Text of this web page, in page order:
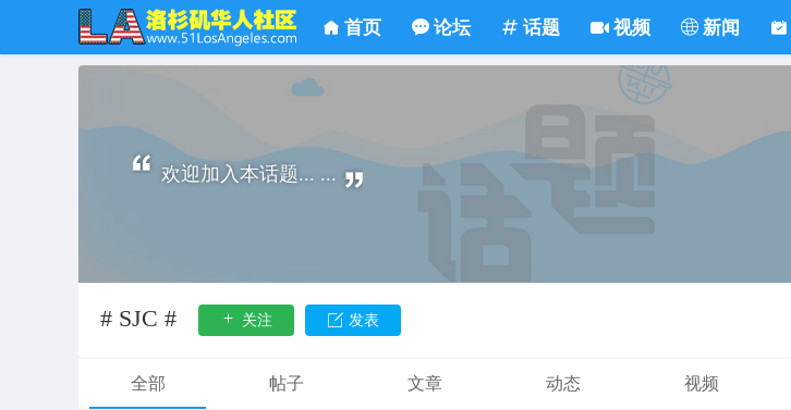
首页 论坛 话题 视频 新闻
欢迎加入本话题... ...
# SJC # 关注 发表
全部 帖子 文章 动态 视频